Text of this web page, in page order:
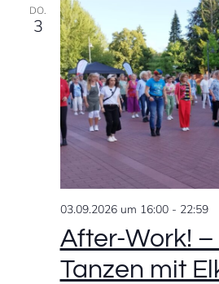
DO.
3
03.09.2026 um 16:00- 22:59
After-Work!
Tanzen mit